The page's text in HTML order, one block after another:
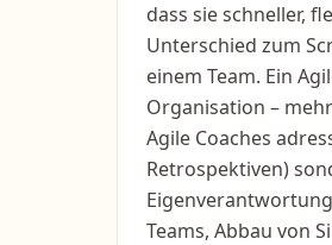
dass sie schneller,
Unterschied zum
einem Team. Ein
Organisation –
Agile Coaches
Retrospektiven)
Teams, Abbau von